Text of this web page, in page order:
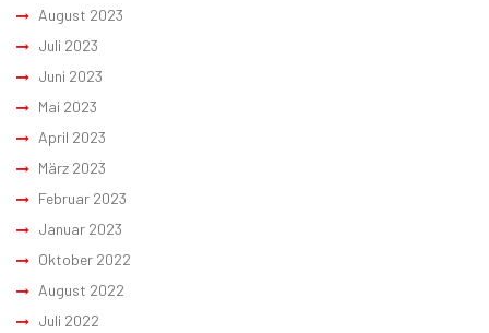
August 2023
Juli 2023
Juni 2023
Mai 2023
April 2023
März 2023
Februar 2023
Januar 2023
Oktober 2022
August 2022
Juli 2022